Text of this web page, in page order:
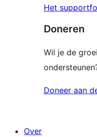
Het
Doneren
Wil je de
Doneer aan
Over